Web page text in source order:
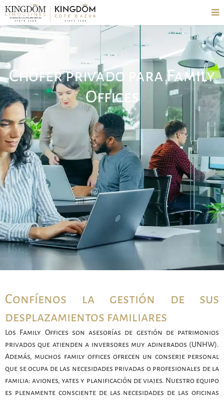
Chófer privado para Family
Offices
Confíenos la gestión de sus
desplazamientos familiares
Los Family Offices son asesorías de gestión de patrimonios
privados que atienden a inversores muy adinerados (UNHW).
Además, muchos family offices ofrecen un conserje personal
que se ocupa de las necesidades privadas o profesionales de la
familia: aviones, yates y planificación de viajes. Nuestro equipo
es plenamente consciente de las necesidades de las oficinas